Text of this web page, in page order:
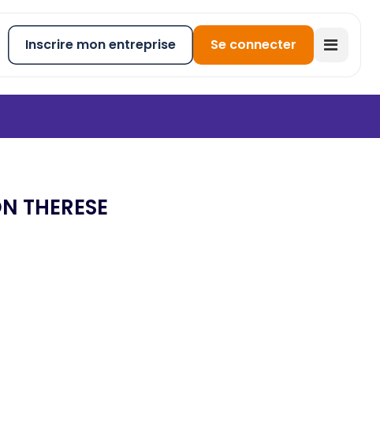
Inscrire mon entreprise Se connecter
THERESE